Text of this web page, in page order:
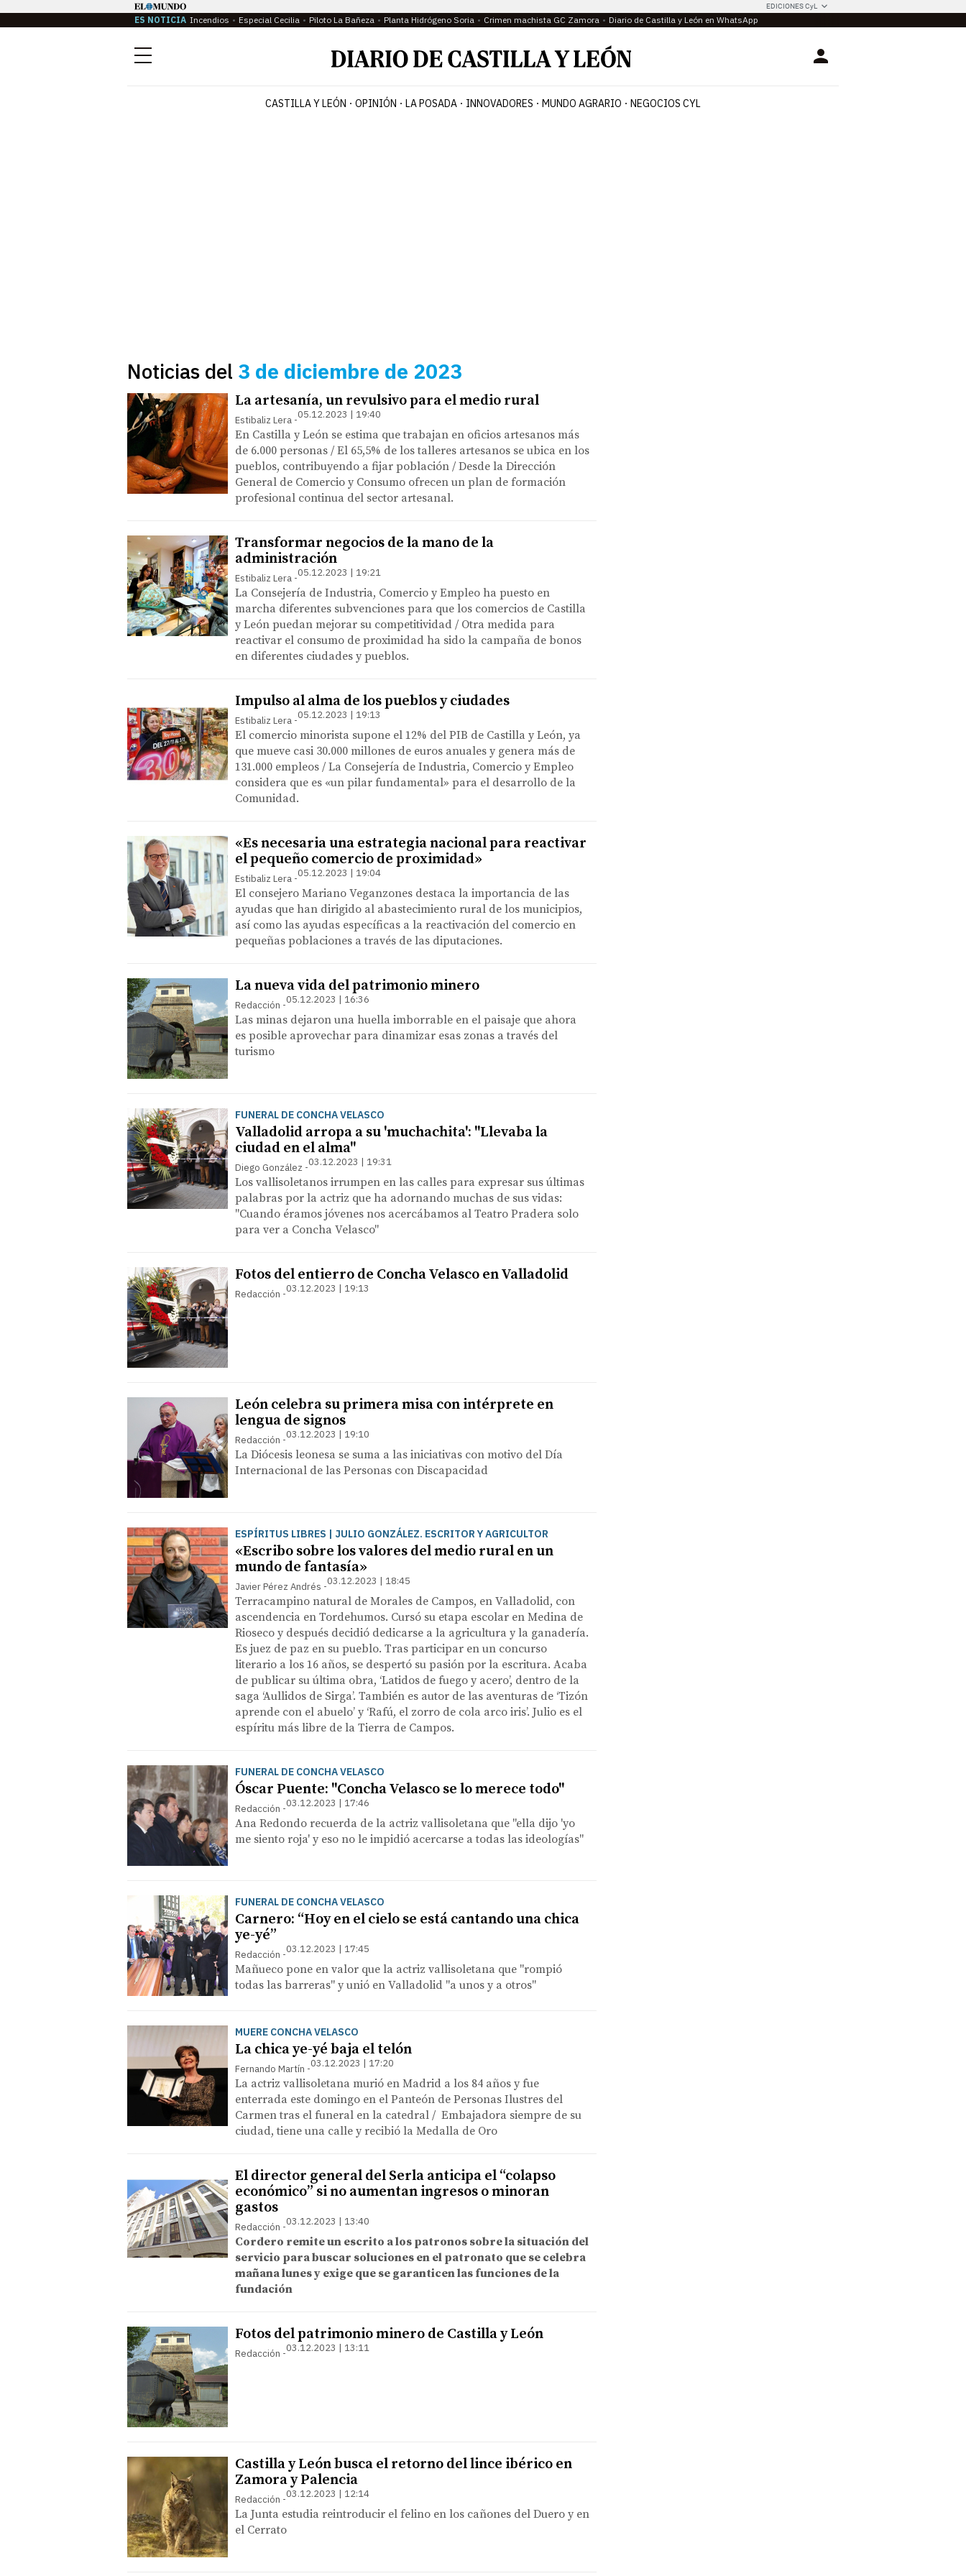
EDICIONES CyL
ES NOTICIA Incendios Especial Cecilia Piloto La Bañeza Planta Hidrógeno Soria Crimen machista GC Zamora Diario de Castilla y León en WhatsApp
Menú Login
CASTILLA Y LEÓN OPINIÓN LA POSADA INNOVADORES MUNDO AGRARIO NEGOCIOS CYL
Noticias del 3 de diciembre de 2023
La artesanía, un revulsivo para el medio rural
Estibaliz Lera 05.12.2023 | 19:40
En Castilla y León se estima que trabajan en oficios artesanos más
de 6.000 personas / El 65,5% de los talleres artesanos se ubica en los
pueblos, contribuyendo a fijar población / Desde la Dirección
General de Comercio y Consumo ofrecen un plan de formación
profesional continua del sector artesanal.
Transformar negocios de la mano de la
administración
Estibaliz Lera 05.12.2023 | 19:21
La Consejería de Industria, Comercio y Empleo ha puesto en
marcha diferentes subvenciones para que los comercios de Castilla
y León puedan mejorar su competitividad / Otra medida para
reactivar el consumo de proximidad ha sido la campaña de bonos
en diferentes ciudades y pueblos.
Impulso al alma de los pueblos y ciudades
Estibaliz Lera 05.12.2023 | 19:13
El comercio minorista supone el 12% del PIB de Castilla y León, ya
que mueve casi 30.000 millones de euros anuales y genera más de
131.000 empleos / La Consejería de Industria, Comercio y Empleo
considera que es «un pilar fundamental» para el desarrollo de la
Comunidad.
«Es necesaria una estrategia nacional para reactivar
el pequeño comercio de proximidad»
Estibaliz Lera 05.12.2023 | 19:04
El consejero Mariano Veganzones destaca la importancia de las
ayudas que han dirigido al abastecimiento rural de los municipios,
así como las ayudas específicas a la reactivación del comercio en
pequeñas poblaciones a través de las diputaciones.
La nueva vida del patrimonio minero
Redacción 05.12.2023 | 16:36
Las minas dejaron una huella imborrable en el paisaje que ahora
es posible aprovechar para dinamizar esas zonas a través del
turismo
FUNERAL DE CONCHA VELASCO
Valladolid arropa a su 'muchachita': "Llevaba la
ciudad en el alma"
Diego González 03.12.2023 | 19:31
Los vallisoletanos irrumpen en las calles para expresar sus últimas
palabras por la actriz que ha adornando muchas de sus vidas:
"Cuando éramos jóvenes nos acercábamos al Teatro Pradera solo
para ver a Concha Velasco"
Fotos del entierro de Concha Velasco en Valladolid
Redacción 03.12.2023 | 19:13
León celebra su primera misa con intérprete en
lengua de signos
Redacción 03.12.2023 | 19:10
La Diócesis leonesa se suma a las iniciativas con motivo del Día
Internacional de las Personas con Discapacidad
ESPÍRITUS LIBRES | JULIO GONZÁLEZ. ESCRITOR Y AGRICULTOR
«Escribo sobre los valores del medio rural en un
mundo de fantasía»
Javier Pérez Andrés 03.12.2023 | 18:45
Terracampino natural de Morales de Campos, en Valladolid, con
ascendencia en Tordehumos. Cursó su etapa escolar en Medina de
Rioseco y después decidió dedicarse a la agricultura y la ganadería.
Es juez de paz en su pueblo. Tras participar en un concurso
literario a los 16 años, se despertó su pasión por la escritura. Acaba
de publicar su última obra, ‘Latidos de fuego y acero’, dentro de la
saga ‘Aullidos de Sirga’. También es autor de las aventuras de ‘Tizón
aprende con el abuelo’ y ‘Rafú, el zorro de cola arco iris’. Julio es el
espíritu más libre de la Tierra de Campos.
FUNERAL DE CONCHA VELASCO
Óscar Puente: "Concha Velasco se lo merece todo"
Redacción 03.12.2023 | 17:46
Ana Redondo recuerda de la actriz vallisoletana que "ella dijo 'yo
me siento roja' y eso no le impidió acercarse a todas las ideologías"
FUNERAL DE CONCHA VELASCO
Carnero: “Hoy en el cielo se está cantando una chica
ye-yé”
Redacción 03.12.2023 | 17:45
Mañueco pone en valor que la actriz vallisoletana que "rompió
todas las barreras" y unió en Valladolid "a unos y a otros"
MUERE CONCHA VELASCO
La chica ye-yé baja el telón
Fernando Martín 03.12.2023 | 17:20
La actriz vallisoletana murió en Madrid a los 84 años y fue
enterrada este domingo en el Panteón de Personas Ilustres del
Carmen tras el funeral en la catedral / Embajadora siempre de su
ciudad, tiene una calle y recibió la Medalla de Oro
El director general del Serla anticipa el “colapso
económico” si no aumentan ingresos o minoran
gastos
Redacción 03.12.2023 | 13:40
Cordero remite un escrito a los patronos sobre la situación del
servicio para buscar soluciones en el patronato que se celebra
mañana lunes y exige que se garanticen las funciones de la
fundación
Fotos del patrimonio minero de Castilla y León
Redacción 03.12.2023 | 13:11
Castilla y León busca el retorno del lince ibérico en
Zamora y Palencia
Redacción 03.12.2023 | 12:14
La Junta estudia reintroducir el felino en los cañones del Duero y en
el Cerrato